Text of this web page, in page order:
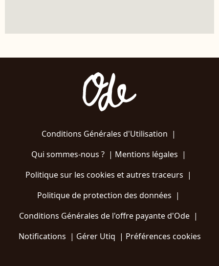
Conditions Générales d'Utilisation |
Qui sommes-nous ?| Mentions légales |
Politique sur les cookies et autres traceurs |
Politique de protection des données |
Conditions Générales de l'offre payante d'Ode |
Notifications | Gérer Utiq | Préférences cookies